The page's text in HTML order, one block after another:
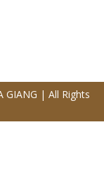
GIANG | All Rights